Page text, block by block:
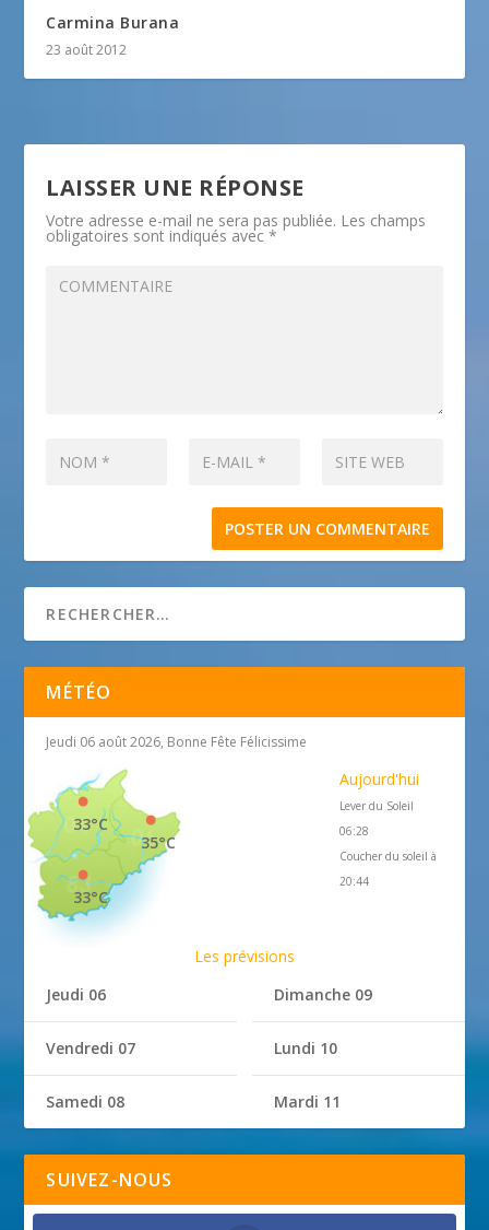
Carmina Burana
23 août 2012
LAISSER UNE RÉPONSE
Votre adresse e-mail ne sera pas publiée. Les champs
obligatoires sont indiqués avec*
MÉTÉO
Jeudi 06 août 2026, Bonne Fête Félicissime
35°C
33°C
33°C
Aujourd'hui
Lever du Soleil
06:28
Coucher du soleil à
20:44
Les prévisions
Jeudi 06
Vendredi 07
Samedi 08
Dimanche 09
Lundi 10
Mardi 11
SUIVEZ-NOUS